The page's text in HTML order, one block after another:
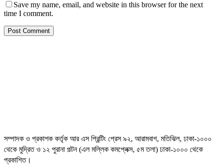
Save my name, email, and website in this browser for the next
time I comment.
সম্পাদক ও প্রকাশক কর্তৃক আর এস প্রিন্টিং প্রেস ৯২, আরামবাগ, মতিঝিল, ঢাকা-১০০০
থেকে মুদ্রিত ও ১২ পুরানা পল্টন (এল মল্লিক কমপ্লেক্স, ৫ম তলা) ঢাকা-১০০০ থেকে
প্রকাশিত।